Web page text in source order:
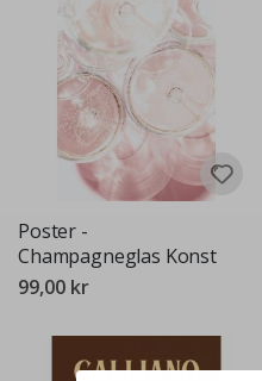
Poster -
Champagneglas Konst
99,00 kr